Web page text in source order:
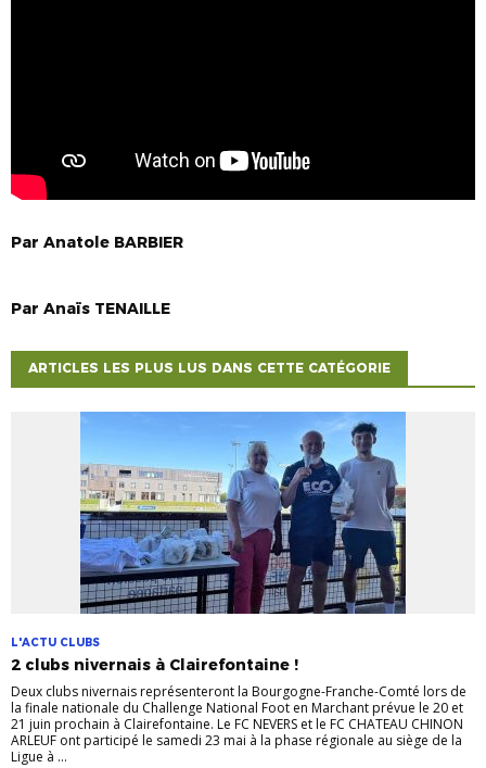
Par Anatole BARBIER
Par Anaïs TENAILLE
ARTICLES LES PLUS LUS DANS CETTE CATÉGORIE
L'ACTU CLUBS
2 clubs nivernais à Clairefontaine !
Deux clubs nivernais représenteront la Bourgogne-Franche-Comté lors de
la finale nationale du Challenge National Foot en Marchant prévue le 20 et
21 juin prochain à Clairefontaine. Le FC NEVERS et le FC CHATEAU CHINON
ARLEUF ont participé le samedi 23 mai à la phase régionale au siège de la
Ligue à ...